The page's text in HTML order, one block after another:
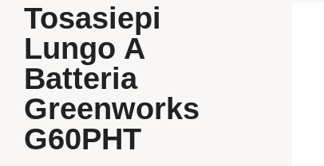
Tosasiepi
Lungo A
Batteria
Greenworks
G60PHT